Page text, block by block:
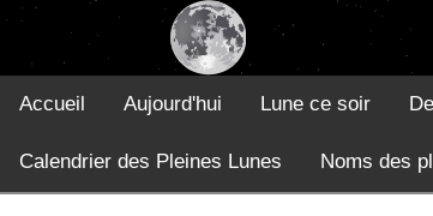
Accueil Aujourd'hui Lune ce soir
Calendrier des Pleines Lunes Noms des